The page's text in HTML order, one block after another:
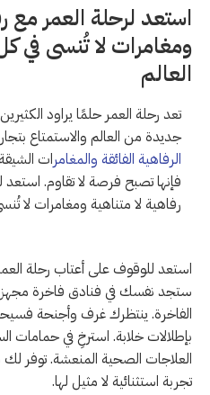
استعد لرحلة العمر مع
ومغامرات لا تُنسى في
العالم
تعد رحلة العمر حلمًا يراود
جديدة من العالم والاستمتاع
الرفاهية الفائقة والمغامرات
فإنها تصبح فرصة لا تقاوم.
رفاهية لا متناهية ومغامرات لا
استعد للوقوف على أعتاب رحلة العمر
ستجد نفسك في فنادق فاخرة مجهزة
الفاخرة. ينتظرك غرف وأجنحة
بإطلالات خلابة. استرخِ في حمامات
العلاجات الصحية المنعشة. توفر لك
تجربة استثنائية لا مثيل لها.